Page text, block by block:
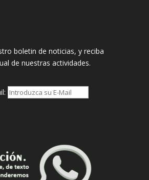
boletin de noticias, y reciba
de nuestras actividades.